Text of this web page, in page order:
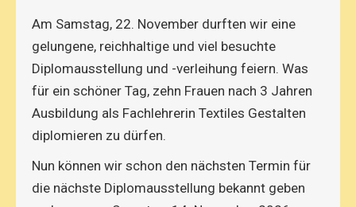
Am Samstag, 22. November durften wir eine
gelungene, reichhaltige und viel besuchte
Diplomausstellung und -verleihung feiern. Was
für ein schöner Tag, zehn Frauen nach 3 Jahren
Ausbildung als Fachlehrerin Textiles Gestalten
diplomieren zu dürfen.
Nun können wir schon den nächsten Termin für
die nächste Diplomausstellung bekannt geben